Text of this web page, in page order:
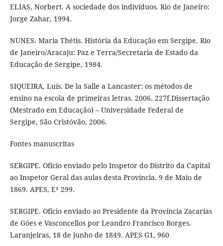
ELIAS, Norbert. A sociedade dos indivíduos. Rio de Janeiro:
Jorge Zahar, 1994.
NUNES. Maria Thétis. História da Educação em Sergipe. Rio
de Janeiro/Aracaju: Paz e Terra/Secretaria de Estado da
Educação de Sergipe, 1984.
SIQUEIRA, Luís. De la Salle a Lancaster: os métodos de
ensino na escola de primeiras letras. 2006. 227f.Dissertação
(Mestrado em Educação) – Universidade Federal de
Sergipe, São Cristóvão, 2006.
Fontes manuscritas
SERGIPE. Ofício enviado pelo Inspetor do Distrito da Capital
ao Inspetor Geral das aulas desta Província. 9 de Maio de
1869. APES, E¹ 299.
SERGIPE. Ofício enviado ao Presidente da Província Zacarias
de Góes e Vasconcellos por Leandro Francisco Borges.
Laranjeiras, 18 de junho de 1849. APES G1, 960